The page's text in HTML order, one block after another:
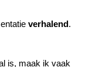
verhalend.
is, maak ik vaak